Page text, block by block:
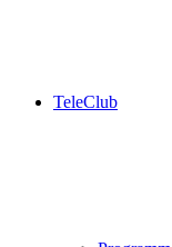
TeleClub